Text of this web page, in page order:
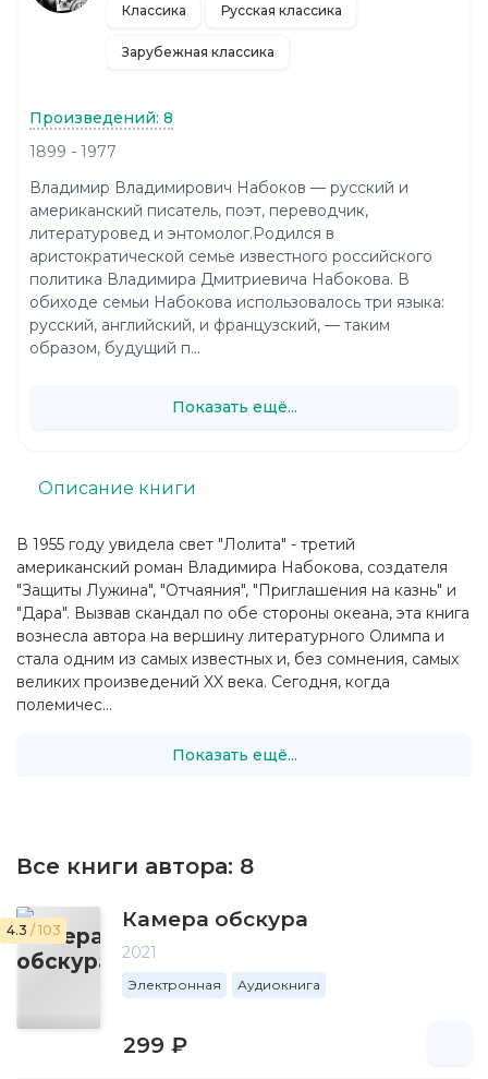
В 1955 году увидела свет "Лолита" - третий
американский роман Владимира Набокова, создателя
"Защиты Лужина", "Отчаяния", "Приглашения на казнь" и
"Дара". Вызвав скандал по обе стороны океана, эта книга
вознесла автора на вершину литературного Олимпа и
стала одним из самых известных и, без сомнения, самых
великих произведений XX века. Сегодня, когда
полемичес...
Показать ещё...
Описание книги
Все книги автора: 8
4.3 / 103 Камера обскура
2021
Электронная Аудиокнига
299 ₽
Классика Русская классика
Зарубежная классика
Произведений: 8
1899 - 1977
Владимир Владимирович Набоков — русский и
американский писатель, поэт, переводчик,
литературовед и энтомолог.Родился в
аристократической семье известного российского
политика Владимира Дмитриевича Набокова. В
обиходе семьи Набокова использовалось три языка:
русский, английский, и французский, — таким
образом, будущий п...
Показать ещё...